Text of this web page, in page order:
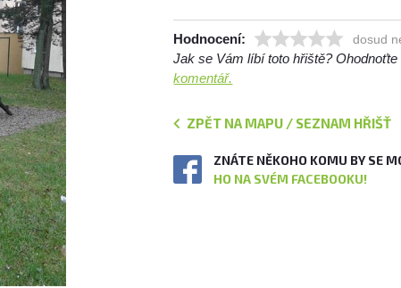
Hodnocení: dosud
Jak se Vám líbí toto hřiště?
komentář.
ZPĚT NA MAPU / SEZNAM HŘIŠŤ
ZNÁTE NĚKOHO KOMU BY SE
HO NA SVÉM FACEBOOKU!